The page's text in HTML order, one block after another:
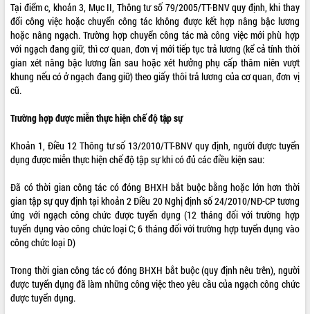
Tại điểm c, khoản 3, Mục II, Thông tư số 79/2005/TT-BNV quy định, khi thay
đổi công việc hoặc chuyển công tác không được kết hợp nâng bậc lương
hoặc nâng ngạch. Trường hợp chuyển công tác mà công việc mới phù hợp
với ngạch đang giữ, thì cơ quan, đơn vị mới tiếp tục trả lương (kể cả tính thời
gian xét nâng bậc lương lần sau hoặc xét hưởng phụ cấp thâm niên vượt
khung nếu có ở ngạch đang giữ) theo giấy thôi trả lương của cơ quan, đơn vị
cũ.
Trường hợp được miễn thực hiện chế độ tập sự
Khoản 1, Điều 12 Thông tư số 13/2010/TT-BNV quy định, người được tuyển
dụng được miễn thực hiện chế độ tập sự khi có đủ các điều kiện sau:
Đã có thời gian công tác có đóng BHXH bắt buộc bằng hoặc lớn hơn thời
gian tập sự quy định tại khoản 2 Điều 20 Nghị định số 24/2010/NĐ-CP tương
ứng với ngạch công chức được tuyển dụng (12 tháng đối với trường hợp
tuyển dụng vào công chức loại C; 6 tháng đối với trường hợp tuyển dụng vào
công chức loại D)
Trong thời gian công tác có đóng BHXH bắt buộc (quy định nêu trên), người
được tuyển dụng đã làm những công việc theo yêu cầu của ngạch công chức
được tuyển dụng.